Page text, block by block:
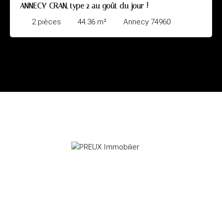
ANNECY-CRAN, type 2 au goût du jour !
2 pièces 44.36 m² Annecy 74960